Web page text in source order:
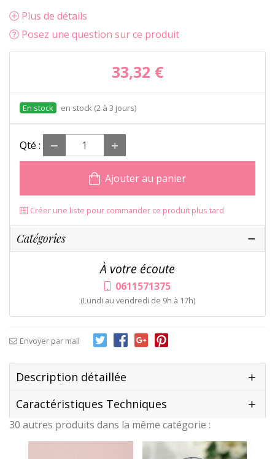
Plus de détails
Posez une question sur ce produit
33,32 €
en stock (2 à 3 jours)
Qté :
Ajouter au panier
Créer une liste pour commander ce produit plus tard
Catégories
À votre écoute
0611571375
(Lundi au vendredi de 9h à 17h)
Envoyer par mail
Description détaillée
Caractéristiques Techniques
30 autres produits dans la même catégorie :